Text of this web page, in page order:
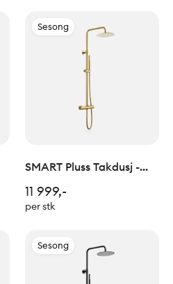
Sesong
SMART Pluss Takdusj -
11 999,-
per stk
Sesong